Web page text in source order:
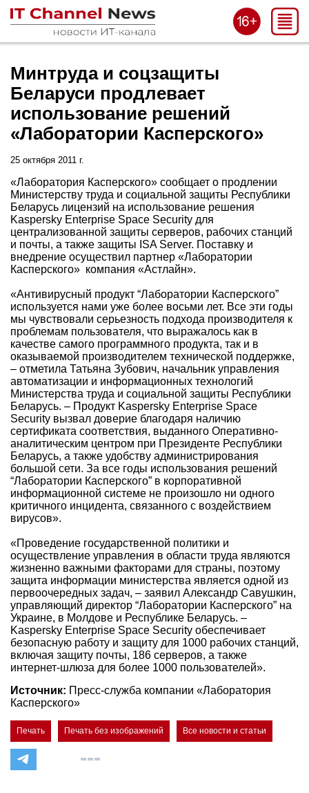
Минтруда и соцзащиты
Беларуси продлевает
использование решений
«Лаборатории Касперского»
25 октября 2011 г.
«Лаборатория Касперского» сообщает о продлении
Министерству труда и социальной защиты Республики
Беларусь лицензий на использование решения
Kaspersky Enterprise Space Security для
централизованной защиты серверов, рабочих станций
и почты, а также защиты ISA Server. Поставку и
внедрение осуществил партнер «Лаборатории
Касперского» компания «Астлайн».
«Антивирусный продукт “Лаборатории Касперского”
используется нами уже более восьми лет. Все эти годы
мы чувствовали серьезность подхода производителя к
проблемам пользователя, что выражалось как в
качестве самого программного продукта, так и в
оказываемой производителем технической поддержке,
– отметила Татьяна Зубович, начальник управления
автоматизации и информационных технологий
Министерства труда и социальной защиты Республики
Беларусь. – Продукт Kaspersky Enterprise Space
Security вызвал доверие благодаря наличию
сертификата соответствия, выданного Оперативно-
аналитическим центром при Президенте Республики
Беларусь, а также удобству администрирования
большой сети. За все годы использования решений
“Лаборатории Касперского” в корпоративной
информационной системе не произошло ни одного
критичного инцидента, связанного с воздействием
вирусов».
«Проведение государственной политики и
осуществление управления в области труда являются
жизненно важными факторами для страны, поэтому
защита информации министерства является одной из
первоочередных задач, – заявил Александр Савушкин,
управляющий директор “Лаборатории Касперского” на
Украине, в Молдове и Республике Беларусь. –
Kaspersky Enterprise Space Security обеспечивает
безопасную работу и защиту для 1000 рабочих станций,
включая защиту почты, 186 серверов, а также
интернет-шлюза для более 1000 пользователей».
Источник: Пресс-служба компании «Лаборатория
Касперского»
Печать Печать без изображений Все новости и статьи